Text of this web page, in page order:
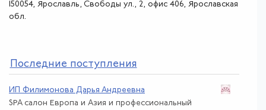
150054, Ярославль, Свободы ул., 2, офис 406, Ярославская
обл.
Последние поступления
ИП Филимонова Дарья Андреевна
SPA салон Европа и Азия и профессиональный